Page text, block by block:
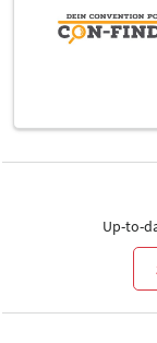
Up-to-